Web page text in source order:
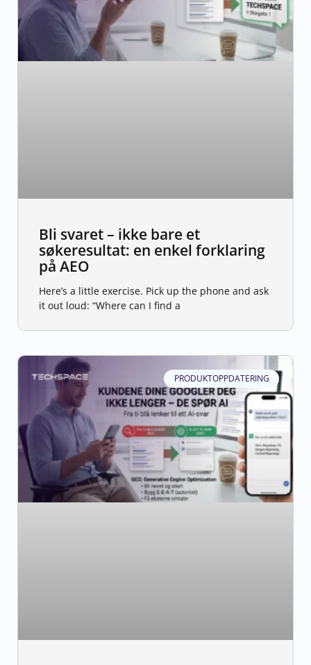
Bli svaret – ikke bare et
søkeresultat: en enkel forklaring
på AEO
Here’s a little exercise. Pick up the phone and ask
it out loud: “Where can I find a
PRODUKTOPPDATERING